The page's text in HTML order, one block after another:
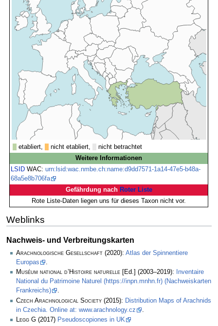
etabliert, nicht etabliert,
nicht betrachtet
Weitere Informationen
LSID WAC:urn:lsid:wac.nmbe.ch:name:d9dd7571-1a14-47e5-b48a-
68a5e8b706fa
Gefährdung nach Roter Liste
Rote Liste-Daten liegen uns für dieses Taxon nicht vor.
Weblinks
Nachweis- und Verbreitungskarten
Arachnologische Gesellschaft (2020): Atlas der Spinnentiere
Europas
.
Muséum national d’Histoire naturelle [Ed.] (2003–2019):
Inventaire
National du Patrimoine Naturel (https://inpn.mnhn.fr) (Nachweiskarten
Frankreichs)
.
Czech Arachnological Society (2015): Distribution Maps of Arachnids
in Czechia. Online at: www.arachnology.cz
Legg G (2017) Pseudoscopiones in UK